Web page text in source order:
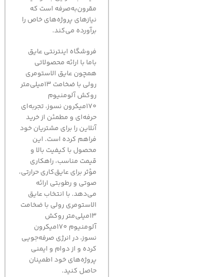
مقرون‌به‌صرفه است که
نیازهای پروژه‌های خاص را
برآورده می‌کند.
فروشگاه اینترنتی عایق
باما با ارائه محصولاتی
همچون عایق الاستومری
رولی با ضخامت 13میلی‌متر
روکش آلومنیوم
170میکرون نسوز، تجربه‌ای
حرفه‌ای و مطمئن از خرید
آنلاین را برای مشتریان خود
فراهم کرده است. این
محصول با کیفیت بالا و
قیمت مناسب، راهکاری
مؤثر برای عایق‌کاری حرارتی،
صوتی و رطوبتی ارائه
می‌دهد. با انتخاب عایق
الاستومری رولی با ضخامت
13میلی‌متر روکش
آلومنیوم 170میکرون
نسوز، در انرژی صرفه‌جویی
کرده و از دوام و ایمنی
پروژه‌های خود اطمینان
حاصل کنید.